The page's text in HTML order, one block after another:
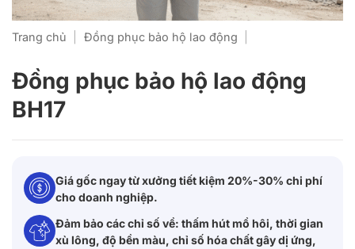
Trang chủ Đồng phục bảo hộ lao động
Đồng phục bảo hộ lao động
BH17
Giá gốc ngay từ xưởng tiết kiệm 20%-30% chi phí
cho doanh nghiệp.
Đảm bảo các chỉ số về: thấm hút mồ hôi, thời gian
xù lông, độ bền màu, chỉ số hóa chất gây dị ứng,